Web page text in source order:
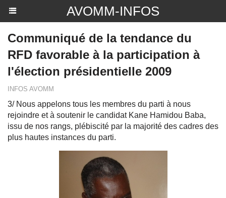
AVOMM-INFOS
Communiqué de la tendance du
RFD favorable à la participation à
l'élection présidentielle 2009
INFOS AVOMM
3/ Nous appelons tous les membres du parti à nous
rejoindre et à soutenir le candidat Kane Hamidou Baba,
issu de nos rangs, plébiscité par la majorité des cadres des
plus hautes instances du parti.